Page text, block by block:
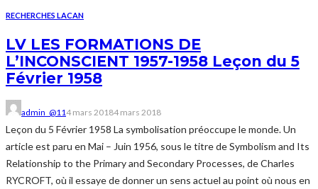
RECHERCHES LACAN
LV LES FORMATIONS DE
L’INCONSCIENT 1957-1958 Leçon du 5
Février 1958
admin_@114 mars 20184 mars 2018
Leçon du 5 Février 1958 La symbolisation préoccupe le monde. Un
article est paru en Mai – Juin 1956, sous le titre de Symbolism and Its
Relationship to the Primary and Secondary Processes, de Charles
RYCROFT, où il essaye de donner un sens actuel au point où nous en